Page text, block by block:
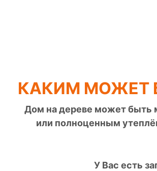
КАКИМ МОЖЕТ
Дом на дереве может быть
или полноценным
У Вас есть